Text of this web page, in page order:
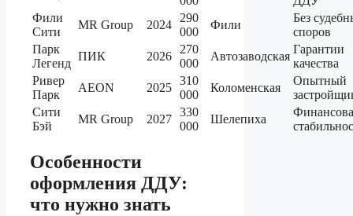
Фили
Сити
MR Group 2024
290
000
Фили
Без
споров
Парк
Легенд
ПИК 2026
270
000
Автозаводская
Гарантии
качества
Ривер
Парк
AEON 2025
310
000
Коломенская
Опытный
Сити
Бэй
MR Group 2027
330
000
Шелепиха
Особенности
оформления ДДУ:
что нужно знать